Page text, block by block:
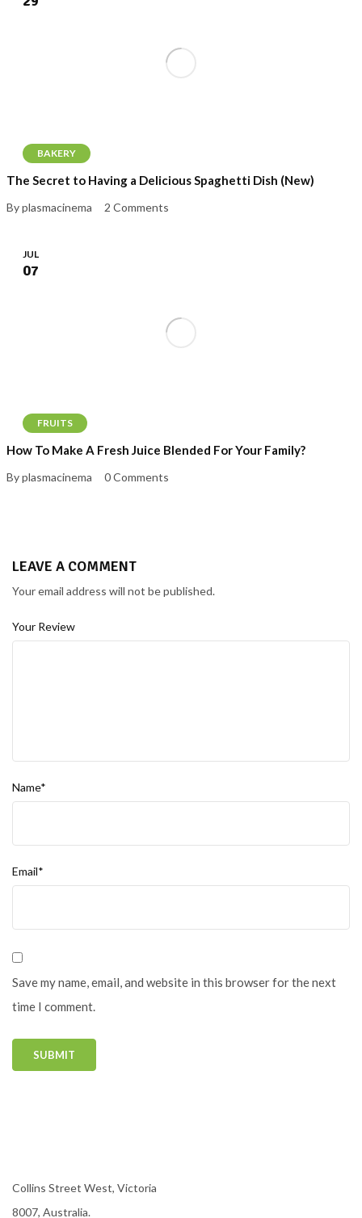
BAKERY
The Secret to Having a Delicious Spaghetti Dish (New)
By plasmacinema 2 Comments
FRUITS
JUL
07
How To Make A Fresh Juice Blended For Your Family?
By plasmacinema 0 Comments
LEAVE A COMMENT
Your email address will not be published.
Your Review
Name*
Email*
Save my name, email, and website in this browser for the next
time I comment.
Collins Street West, Victoria
8007, Australia.